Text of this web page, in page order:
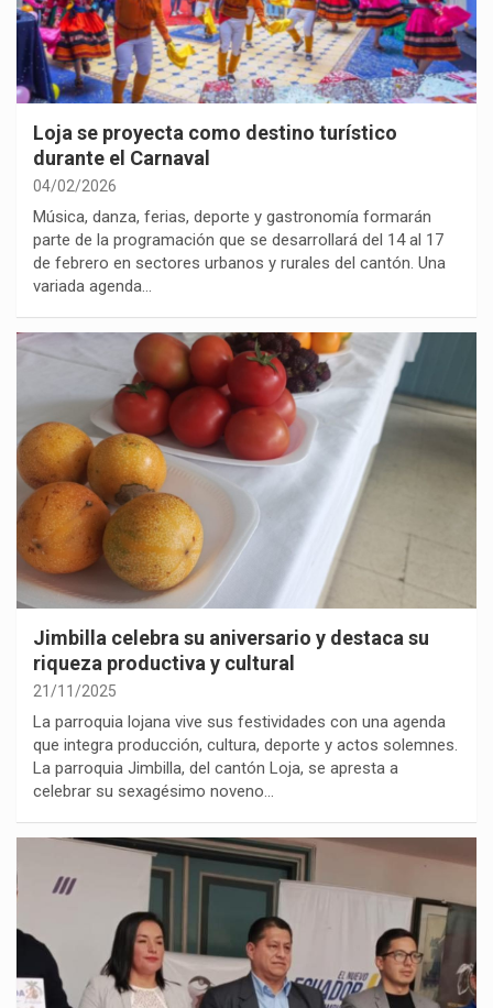
Loja se proyecta como destino turístico
durante el Carnaval
04/02/2026
Música, danza, ferias, deporte y gastronomía formarán
parte de la programación que se desarrollará del 14 al 17
de febrero en sectores urbanos y rurales del cantón. Una
variada agenda…
Jimbilla celebra su aniversario y destaca su
riqueza productiva y cultural
21/11/2025
La parroquia lojana vive sus festividades con una agenda
que integra producción, cultura, deporte y actos solemnes.
La parroquia Jimbilla, del cantón Loja, se apresta a
celebrar su sexagésimo noveno…